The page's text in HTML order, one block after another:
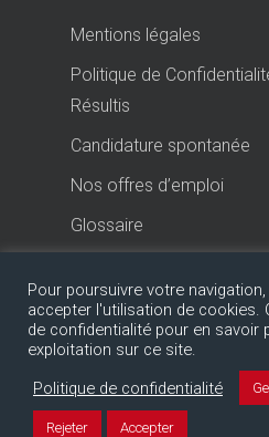
Mentions légales
Politique de
Résultis
Candidature spontanée
Nos offres d’emploi
Glossaire
© 2026 Expert-Comptable
Pour poursuivre votre
accepter l'utilisation de cookies.
de confidentialité pour en savoir
exploitation sur ce site.
Politique de confidentialité
Rejeter Accepter